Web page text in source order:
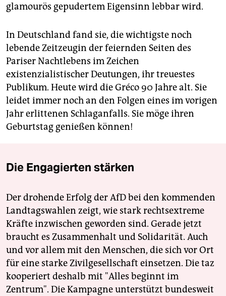
glamourös gepudertem Eigensinn lebbar wird.
In Deutschland fand sie, die wichtigste noch
lebende Zeitzeugin der feiernden Seiten des
Pariser Nachtlebens im Zeichen
existenzialistischer Deutungen, ihr treuestes
Publikum. Heute wird die Gréco 90 Jahre alt. Sie
leidet immer noch an den Folgen eines im vorigen
Jahr erlittenen Schlaganfalls. Sie möge ihren
Geburtstag genießen können!
Die Engagierten stärken
Der drohende Erfolg der AfD bei den kommenden
Landtagswahlen zeigt, wie stark rechtsextreme
Kräfte inzwischen geworden sind. Gerade jetzt
braucht es Zusammenhalt und Solidarität. Auch
und vor allem mit den Menschen, die sich vor Ort
für eine starke Zivilgesellschaft einsetzen. Die taz
kooperiert deshalb mit "Alles beginnt im
Zentrum". Die Kampagne unterstützt bundesweit